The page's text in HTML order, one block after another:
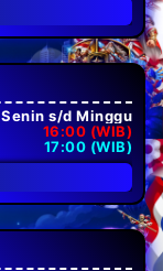
Senin s/d Minggu
16:00 (WIB)
17:00 (WIB)